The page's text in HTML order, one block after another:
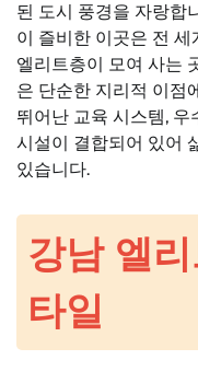
된 도시 풍경을 자랑합
이 즐비한 이곳은 전 세
엘리트층이 모여 사는
은 단순한 지리적 이점
뛰어난 교육 시스템,
시설이 결합되어 있어
있습니다.
강남 엘
타일